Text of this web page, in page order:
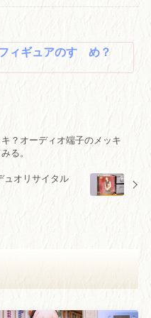
ィギュアのすゝめ？
？オーディオ端子のメッキ
る。
ュオリサイタル